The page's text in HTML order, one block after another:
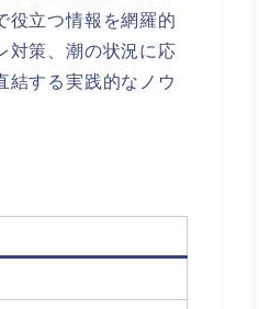
役立つ情報を網羅的
対策、潮の状況に応
結する実践的なノウ